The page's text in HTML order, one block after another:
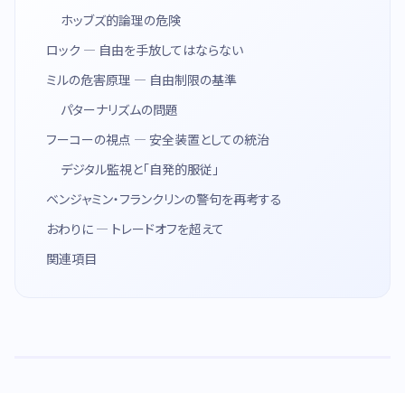
ホッブズ的論理の危険
ロック — 自由を手放してはならない
ミルの危害原理 — 自由制限の基準
パターナリズムの問題
フーコーの視点 — 安全装置としての統治
デジタル監視と「自発的服従」
ベンジャミン・フランクリンの警句を再考する
おわりに — トレードオフを超えて
関連項目